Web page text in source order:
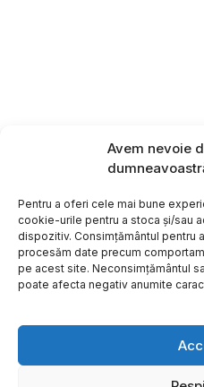
Avem nevoie
Pentru a oferi cele mai bune
cookie-urile pentru a stoca și/sau
dispozitiv. Consimțământul pentru
procesăm date precum
pe acest site. Neconsimțământul
poate afecta negativ anumite